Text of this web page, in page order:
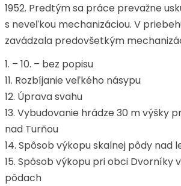
1952. Predtým sa práce prevažne
s neveľkou mechanizáciou. V
zavádzala predovšetkým
1. – 10. – bez popisu
11. Rozbíjanie veľkého násypu
12. Úprava svahu
13. Vybudovanie hrádze 30 m výšky
nad Turňou
14. Spôsob výkopu skalnej pôdy nad
15. Spôsob výkopu pri obci Dvorníky
pôdach